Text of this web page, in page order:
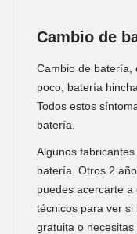
Cambio de
Cambio de batería,
poco, batería
Todos estos
batería.
Algunos
batería. Otros 2
puedes acercarte
técnicos para ver
gratuita o